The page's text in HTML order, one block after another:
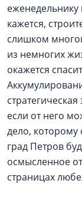
еженедельнику
кажется,
слишком
из немногих
окажется
если от него
дело, которому
град Петров
осмысленное
страницах